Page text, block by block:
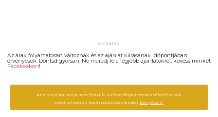
Az árak folyamatosan változnak és az ajánlat kiírásanak időpontjában
érvényesek. Döntsd gyorsan. Ne maradj le a legjobb ajánlatokról, kövess minket
Facebookon!
Az ajánlat 161 napja nem frissült. Az árak folyamatosan változhatnak,
ezért célszerű a legfrissebb ajánlatokat böngészni.